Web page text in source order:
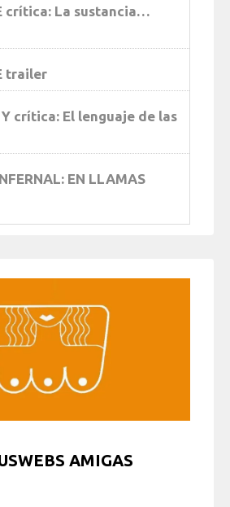
crítica: La sustancia…
trailer
crítica: El lenguaje de las
EN LLAMAS
AMIGAS